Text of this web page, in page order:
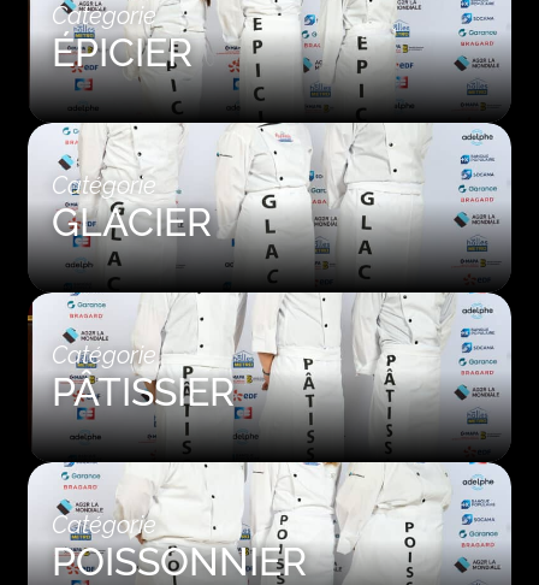
Catégorie
ÉPICIER
Catégorie
GLACIER
Catégorie
PÂTISSIER
Catégorie
POISSONNIER